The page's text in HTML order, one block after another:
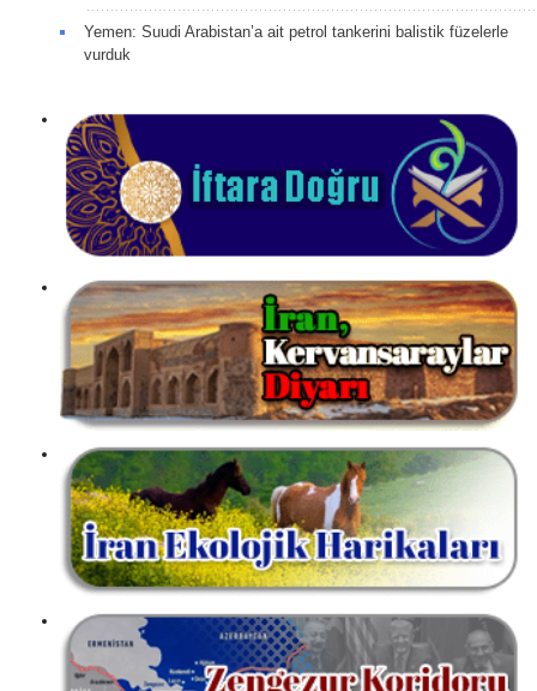
Yemen: Suudi Arabistan’a ait petrol tankerini balistik füzelerle
vurduk